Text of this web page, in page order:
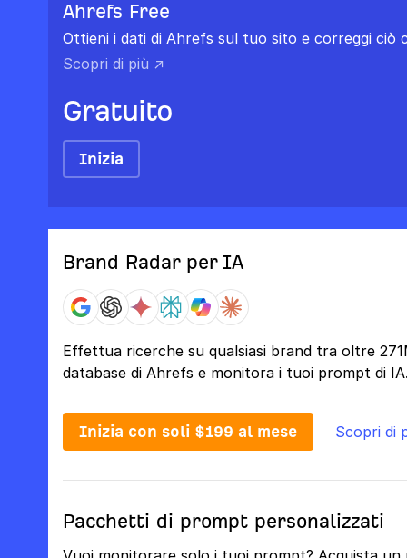
Ahrefs Free
Ottieni i dati di Ahrefs sul tuo sito e correggi ciò
Scopri di più ↗
Gratuito
Inizia
Brand Radar per IA
Effettua ricerche su qualsiasi brand tra oltre
database di Ahrefs e monitora i tuoi prompt di
Inizia con soli $199 al mese Scopri di
Pacchetti di prompt personalizzati